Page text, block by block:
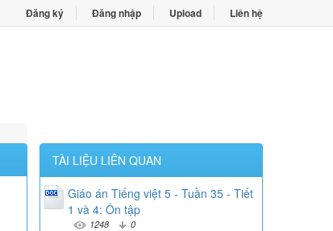
Đăng ký Đăng nhập Upload Liên hệ
TÀI LIỆU LIÊN QUAN
Giáo án Tiếng việt 5 - Tuần 35 - Tiết
1 và 4: Ôn tập
1248 0